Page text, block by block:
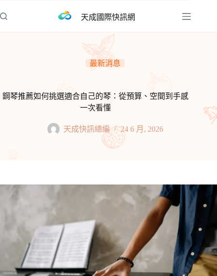
至
天成國際快訊網
最新消息
鋼琴推薦如何挑選適合自己的琴：從預算、空間到手感
一次看懂
天成快訊總編 24 6 月, 2026